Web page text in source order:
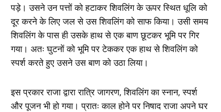
पड़े। उसने उन पत्तों को हटाकर शिवलिंग के ऊपर स्थित धूलि को
दूर करने के लिए जल से उस शिवलिंग को साफ किया। उसी समय
शिवलिंग के पास ही उसके हाथ से एक बाण छूटकर भूमि पर गिर
गया। अतः घुटनों को भूमि पर टेककर एक हाथ से शिवलिंग को
स्पर्श करते हुए उसने उस बाण को उठा लिया।
इस प्रकार राजा द्वारा रात्रि जागरण, शिवलिंग का स्नान, स्पर्श
और पूजन भी हो गया। प्रातः काल होने पर निषाद राजा अपने घर